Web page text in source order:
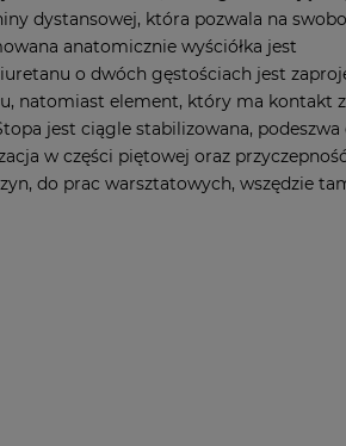
dystansowej, która pozwala na
anatomicznie wyściółka jest
o dwóch gęstościach jest
natomiast element, który ma kontakt
jest ciągle stabilizowana, podeszwa
w części piętowej oraz
do prac warsztatowych, wszędzie